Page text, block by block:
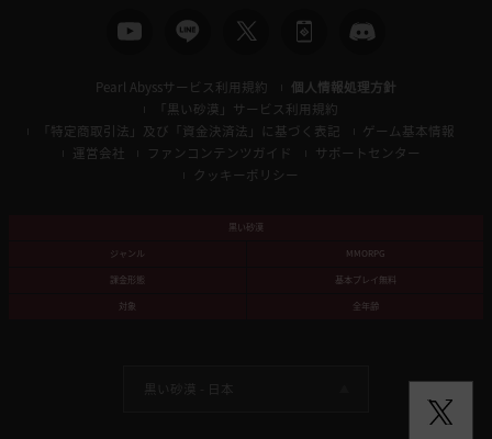
Pearl Abyssサービス利用規約
個人情報処理方針
「黒い砂漠」サービス利用規約
「特定商取引法」及び「資金決済法」に基づく表記
ゲーム基本情報
運営会社
ファンコンテンツガイド
サポートセンター
クッキーポリシー
黒い砂漠
ジャンル
MMORPG
課金形態
基本プレイ無料
対象
全年齢
黒い砂漠 - 日本